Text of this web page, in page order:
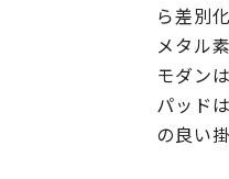
ら差別
メタル
モダン
パッド
の良い